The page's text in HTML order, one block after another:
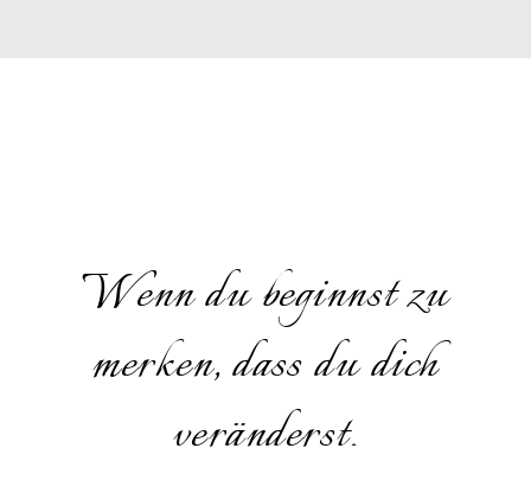
Wenn du beginnst zu
merken, dass du dich
veränderst.